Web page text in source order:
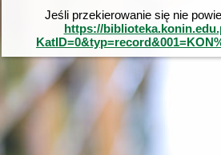
Jeśli przekierowanie się nie
https://